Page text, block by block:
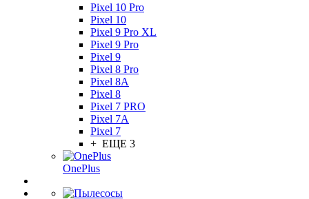
Pixel 10 Pro
Pixel 10
Pixel 9 Pro XL
Pixel 9 Pro
Pixel 9
Pixel 8 Pro
Pixel 8A
Pixel 8
Pixel 7 PRO
Pixel 7A
Pixel 7
+ ЕЩЕ 3
OnePlus